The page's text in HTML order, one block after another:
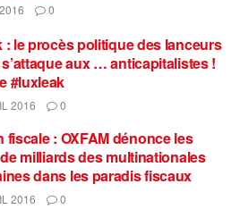
0
: le procès politique des lanceurs
s’attaque aux … anticapitalistes !
#luxleak
2016 0
fiscale : OXFAM dénonce les
milliards des multinationales
dans les paradis fiscaux
2016 0